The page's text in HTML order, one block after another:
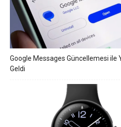
Google Messages Güncellemesi ile
Geldi